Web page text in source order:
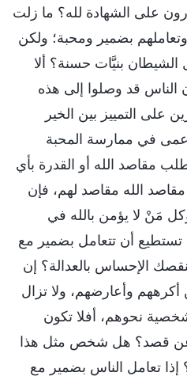
على الشهادة لله؟ ما زلت
وتعاملهم بضمير ومحبة؛ ولكن
بنيَّات حسنة؟ ألا
الناس قد وصلوا إلى هذه
على التمييز بين الخير
في ممارسة المحبة
مقاصد الله أو القدرة بأي
الله مقاصد لهم، فإن
مَنْ لا يؤمن بالله في
أن تتعامل بضمير مع
الإحساس بالعدالة؟ إن
وأعارضهم، ولا تزال
نحوهم، أفلا تكون
عن قصد؟ هل شخص مثل هذا
إذا تعامل الناس بضمير مع